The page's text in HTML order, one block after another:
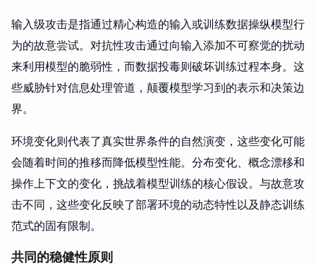
输入级攻击是指通过精心构造的输入或训练数据操纵模型行
为的故意尝试。对抗性攻击通过向输入添加不可察觉的扰动
来利用模型的脆弱性，而数据投毒则破坏训练过程本身。这
些威胁针对信息处理管道，颠覆模型学习到的表示和决策边
界。
环境变化则代表了真实世界条件的自然演变，这些变化可能
会随着时间的推移而降低模型性能。分布变化、概念漂移和
操作上下文的变化，挑战着模型训练的核心假设。与故意攻
击不同，这些变化反映了部署环境的动态特性以及静态训练
范式的固有限制。
共同的稳健性原则